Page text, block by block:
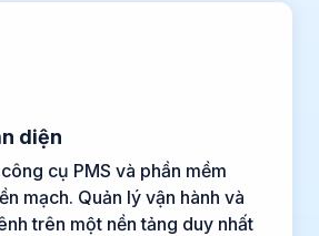
diện
cụ PMS và phần mềm
mạch. Quản lý vận hành và
trên một nền tảng duy nhất